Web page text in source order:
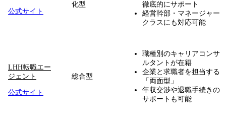
公式サイト
化型
徹底的にサポート
経営幹部・マネージャー
クラスにも対応可能
LHH転職エー
ジェント
公式サイト
総合型
職種別のキャリアコンサ
ルタントが在籍
企業と求職者を担当する
「両面型」
年収交渉や退職手続きの
サポートも可能